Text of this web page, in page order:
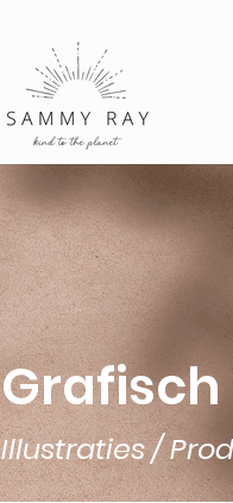
Illustraties /